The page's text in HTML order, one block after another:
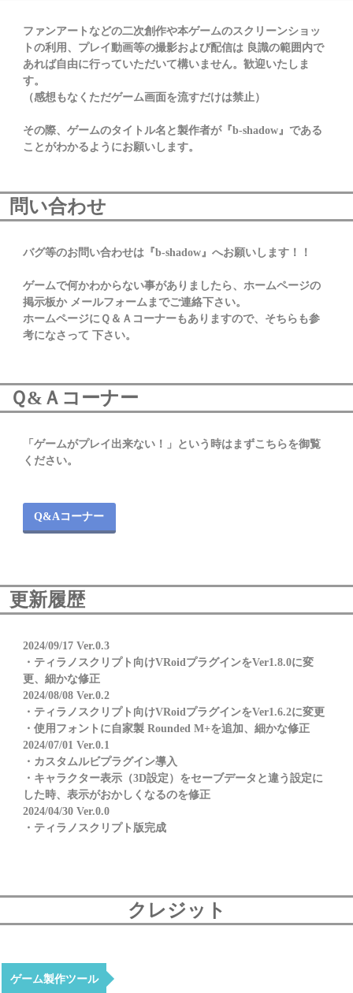
ファンアートなどの二次創作や本ゲームのスクリーンショッ
トの利用、プレイ動画等の撮影および配信は 良識の範囲内で
あれば自由に行っていただいて構いません。歓迎いたしま
す。
（感想もなくただゲーム画面を流すだけは禁止）
その際、ゲームのタイトル名と製作者が『b-shadow』である
ことがわかるようにお願いします。
問い合わせ
バグ等のお問い合わせは『b-shadow』へお願いします！！
ゲームで何かわからない事がありましたら、ホームページの
掲示板か メールフォームまでご連絡下さい。
ホームページにＱ＆Ａコーナーもありますので、そちらも参
考になさって 下さい。
Ｑ&Ａコーナー
「ゲームがプレイ出来ない！」という時はまずこちらを御覧
ください。
Q&Aコーナー
更新履歴
2024/09/17 Ver.0.3
・ティラノスクリプト向けVRoidプラグインをVer1.8.0に変
更、細かな修正
2024/08/08 Ver.0.2
・ティラノスクリプト向けVRoidプラグインをVer1.6.2に変更
・使用フォントに自家製 Rounded M+を追加、細かな修正
2024/07/01 Ver.0.1
・カスタムルビプラグイン導入
・キャラクター表示（3D設定）をセーブデータと違う設定に
した時、表示がおかしくなるのを修正
2024/04/30 Ver.0.0
・ティラノスクリプト版完成
クレジット
ゲーム製作ツール